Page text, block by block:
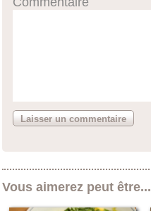
Vous aimerez peut être...